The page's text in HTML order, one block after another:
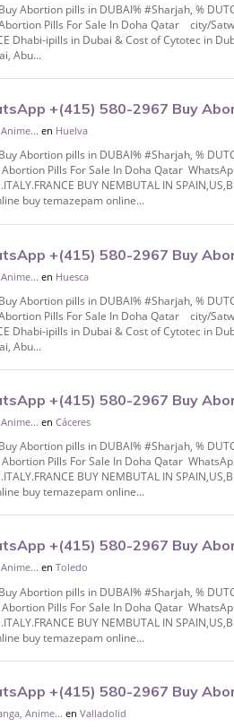
Abortion pills in DUBAI% #Sharjah, %
Pills For Sale In Doha Qatar city/
Dhabi-ipills in Dubai & Cost of Cytotec in
Abu...
+(415) 580-2967 Buy
Dhabi, @RUSSIAN, Ajman
en Huelva
Abortion pills in DUBAI% #Sharjah, %
Pills For Sale In Doha Qatar
BUY NEMBUTAL IN
buy temazepam online...
+(415) 580-2967 Buy
Dhabi, @RUSSIAN, Ajman
en Huesca
Abortion pills in DUBAI% #Sharjah, %
Pills For Sale In Doha Qatar city/
Dhabi-ipills in Dubai & Cost of Cytotec in
Abu...
+(415) 580-2967 Buy
Dhabi, @RUSSIAN, Ajman
enCáceres
Abortion pills in DUBAI% #Sharjah, %
Pills For Sale In Doha Qatar
BUY NEMBUTAL IN
buy temazepam online...
+(415) 580-2967 Buy
Dhabi, @RUSSIAN, Ajman
enToledo
Abortion pills in DUBAI% #Sharjah, %
Pills For Sale In Doha Qatar
BUY NEMBUTAL IN
buy temazepam online...
+(415) 580-2967 Buy
Dhabi, @RUSSIAN, Ajman
Anime... enValladolid